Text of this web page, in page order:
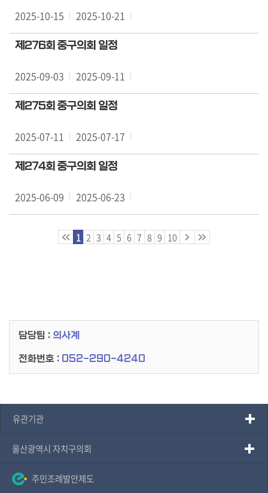
구
광
의
록
정
보
공
이
2025-10-15 2025-10-21
제276회 중구의회 일정
2025-09-03 2025-09-11
제275회 중구의회 일정
2025-07-11 2025-07-17
제274회 중구의회 일정
2025-06-09 2025-06-23
1 2 3 4 5 6 7 8 9 10
담당팀 : 의사계
전화번호 : 052-290-4240
유관기관
울산광역시 자치구의회
주민조례발안제도